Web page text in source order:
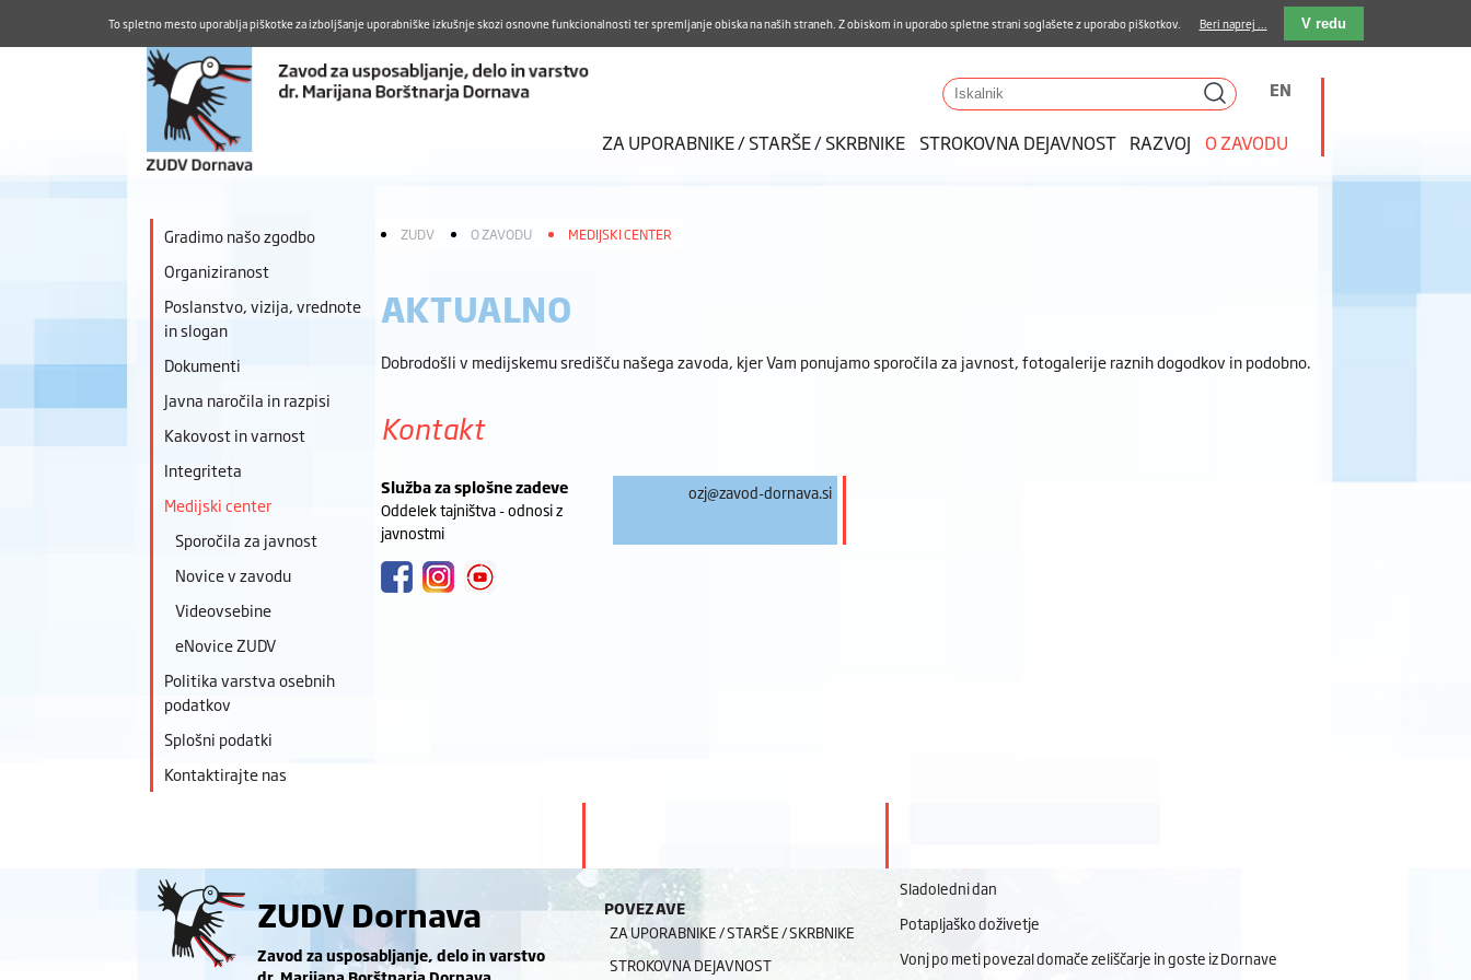
Aktualno Karierni razvoj Pohvale in pritožbe Dostava kosil Kakovost in varnost
E-pošta
Iskalnik EN
ZA UPORABNIKE / STARŠE / SKRBNIKE STROKOVNA DEJAVNOST RAZVOJ O ZAVODU
Gradimo našo zgodbo
Organiziranost
Poslanstvo, vizija, vrednote
in slogan
Dokumenti
Javna naročila in razpisi
Kakovost in varnost
Integriteta
Medijski center
Sporočila za javnost
Novice v zavodu
Videovsebine
eNovice ZUDV
Politika varstva osebnih
podatkov
Splošni podatki
Kontaktirajte nas
ZUDV O ZAVODU MEDIJSKI CENTER
AKTUALNO
Dobrodošli v medijskemu središču našega zavoda, kjer Vam ponujamo sporočila za javnost, fotogalerije raznih dogodkov in podobno.
Kontakt
Služba za splošne zadeve
Oddelek tajništva - odnosi z
javnostmi
ozj@zavod-dornava.si
ZUDV Dornava
Zavod za usposabljanje, delo in varstvo
POVEZAVE
ZA UPORABNIKE / STARŠE / SKRBNIKE
STROKOVNA DEJAVNOST
Sladoledni dan
Potapljaško doživetje
Vonj po meti povezal domače zeliščarje in goste iz Dornave
To spletno mesto uporablja piškotke za izboljšanje uporabniške izkušnje skozi osnovne funkcionalnosti ter spremljanje obiska na naših straneh. Z obiskom in uporabo spletne strani soglašete z uporabo piškotkov. Beri naprej ... V redu